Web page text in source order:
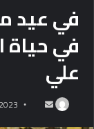
في عيد
في حياة
علي